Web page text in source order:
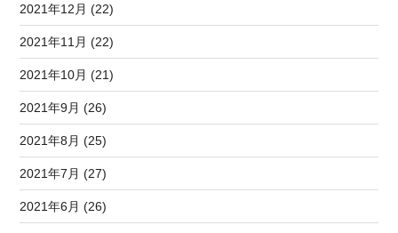
2021年12月 (22)
2021年11月 (22)
2021年10月 (21)
2021年9月 (26)
2021年8月 (25)
2021年7月 (27)
2021年6月 (26)